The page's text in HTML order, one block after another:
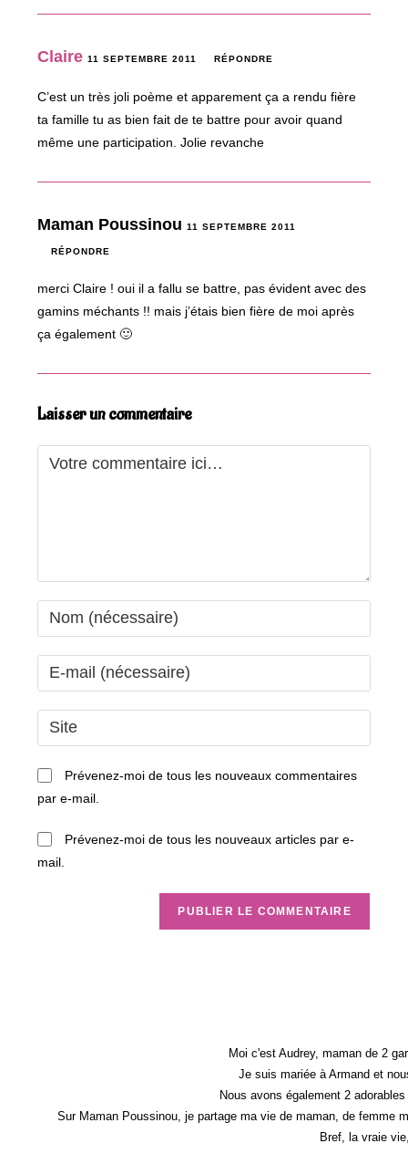
Claire 11 SEPTEMBRE 2011 RÉPONDRE
C’est un très joli poème et apparement ça a rendu fière
ta famille tu as bien fait de te battre pour avoir quand
même une participation. Jolie revanche
Maman Poussinou11 SEPTEMBRE 2011
RÉPONDRE
merci Claire ! oui il a fallu se battre, pas évident avec des
gamins méchants !! mais j’étais bien fière de moi après
ça également 🙂
Laisser un commentaire
Comment
Enter
your
name
comment
Enter
your
email
address
comment
Saisir
l’URL
de
(facultatif)
Prévenez-moi de tous les nouveaux commentaires
par e-mail.
Prévenez-moi de tous les nouveaux articles par e-
mail.
Moi c'est Audrey, maman de 2
Je suis mariée à Armand et
Nous avons également 2
Sur Maman Poussinou, je partage ma vie de maman, de femme
Bref, la vraie